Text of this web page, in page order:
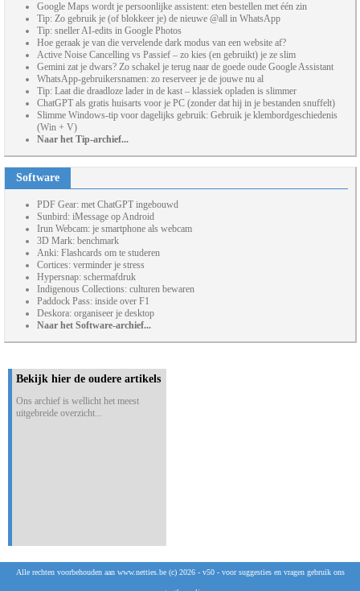
Google Maps wordt je persoonlijke assistent: eten bestellen met één zin
Tip: Zo gebruik je (of blokkeer je) de nieuwe @all in WhatsApp
Tip: sneller AI-edits in Google Photos
Hoe geraak je van die vervelende dark modus van een website af?
Active Noise Cancelling vs Passief – zo kies (en gebruikt) je ze slim
Gemini zat je dwars? Zo schakel je terug naar de goede oude Google Assistant
WhatsApp-gebruikersnamen: zo reserveer je de jouwe nu al
Tip: Laat die draadloze lader in de kast – klassiek opladen is slimmer
ChatGPT als gratis huisarts voor je PC (zonder dat hij in je bestanden snuffelt)
Slimme Windows-tip voor dagelijks gebruik: Gebruik je klembordgeschiedenis
(Win + V)
Naar het Tip-archief...
Software
PDF Gear: met ChatGPT ingebouwd
Sunbird: iMessage op Android
Irun Webcam: je smartphone als webcam
3D Mark: benchmark
Anki: Flashcards om te studeren
Cortices: verminder je stress
Hypersnap: schermafdruk
Indigenous Collections: culturen bewaren
Paddock Pass: inside over F1
Deskora: organiseer je desktop
Naar het Software-archief...
Bekijk hier de oudere artikels
Ons archief is wellicht het meest
uitgebreide overzicht...
Alle rechten voorbehouden aan www.netties.be (c) 2026 - v50 - voor suggesties en vragen gebruik ons